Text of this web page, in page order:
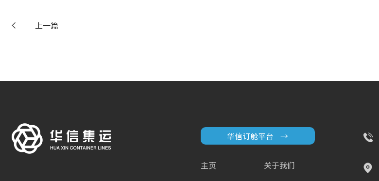
上一篇
华信订舱平台 →
主页
关于我们